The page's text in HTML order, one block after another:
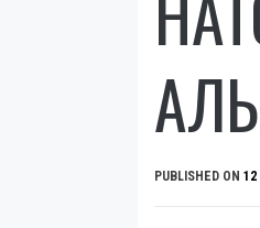
PUBLISHED ON